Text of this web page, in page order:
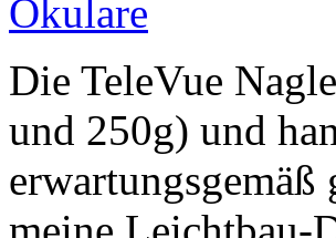
Die TeleVue
und 250g) und